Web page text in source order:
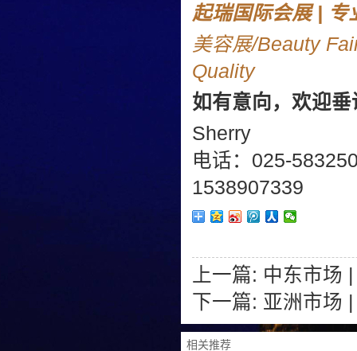
起瑞国际会展 | 专
美容展/Beauty
Quality
如有意向，欢迎垂
Sherry
电话：025-
1538907339
上一篇: 中东市场
下一篇: 亚洲市场
相关推荐